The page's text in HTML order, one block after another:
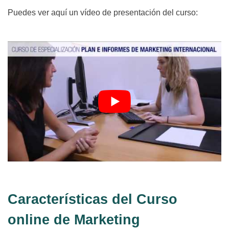
Puedes ver aquí un vídeo de presentación del curso:
Características del Curso
online de Marketing